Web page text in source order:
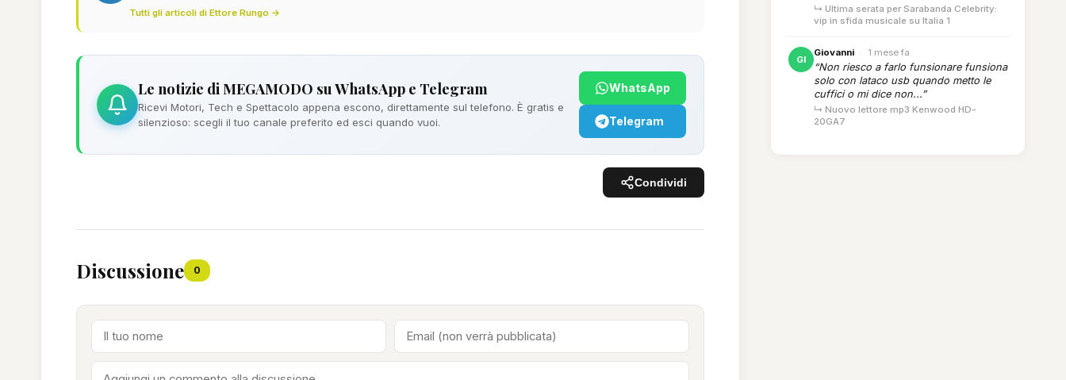
Tutti gli articoli di Ettore Rungo →
Le notizie di MEGAMODO su WhatsApp e Telegram
Ricevi Motori, Tech e Spettacolo appena escono, direttamente sul telefono. È gratis e
silenzioso: scegli il tuo canale preferito ed esci quando vuoi.
WhatsApp
Telegram
Condividi
Discussione 0
↳ Ultima serata per Sarabanda Celebrity:
vip in sfida musicale su Italia 1
GI
Giovanni · 1 mese fa
“Non riesco a farlo funsionare funsiona
solo con lataco usb quando metto le
cuffici o mi dice non...”
↳ Nuovo lettore mp3 Kenwood HD-
20GA7